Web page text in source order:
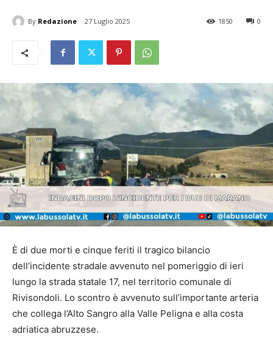
By Redazione 27 Luglio 2025 0
1850
È di due morti e cinque feriti il tragico bilancio
dell’incidente stradale avvenuto nel pomeriggio di ieri
lungo la strada statale 17, nel territorio comunale di
Rivisondoli. Lo scontro è avvenuto sull’importante arteria
che collega l’Alto Sangro alla Valle Peligna e alla costa
adriatica abruzzese.